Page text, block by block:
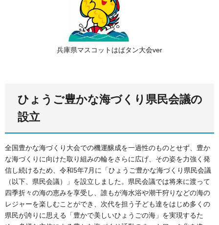
兵庫県マスコットはばタン大会ver
ひょうご豊かな海づくり県民会議の
設立
全国豊かな海づくり大会での機運醸成を一過性のものとせず、豊か
な海づくりに向けた取り組みの輪をさらに広げ、その姿を力強く発
信し続けるため、令和5年7月に「ひょうご豊かな海づくり県民会議
（以下、県民会議）」を設立しました。県民会議では将来に渡って
四季折々の海の恵みを享受し、誰もが海水浴や潮干狩りなどの海の
レジャーを楽しむことができ、次代を担う子ども達をはじめ多くの
県民が誇りに思える「豊かで美しいひょうごの海」を実現するた